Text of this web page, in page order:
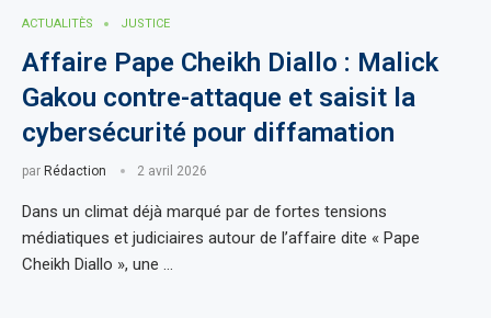
ACTUALITÈS JUSTICE
Affaire Pape Cheikh Diallo : Malick
Gakou contre-attaque et saisit la
cybersécurité pour diffamation
par Rédaction 2 avril 2026
Dans un climat déjà marqué par de fortes tensions
médiatiques et judiciaires autour de l’affaire dite « Pape
Cheikh Diallo », une …